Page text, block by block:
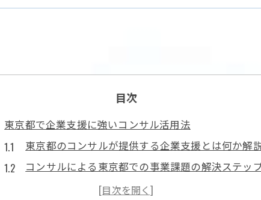
目次
東京都で企業支援に強いコンサル活用法
東京都のコンサルが提供する企業支援とは何か解
コンサルによる東京都での事業課題の解決ステッ
企業成長を目指すコンサル活用の重要なポイント